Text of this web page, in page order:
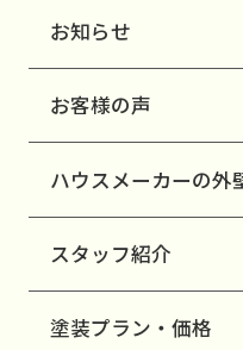
お知らせ
お客様の声
ハウスメーカーの外
スタッフ紹介
塗装プラン・価格